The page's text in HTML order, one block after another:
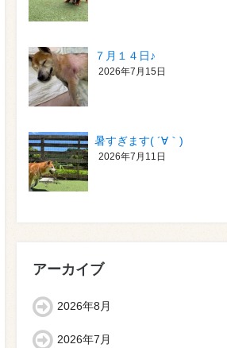
７月１４日♪
2026年7月15日
暑すぎます( ´∀｀)
2026年7月11日
アーカイブ
2026年8月
2026年7月